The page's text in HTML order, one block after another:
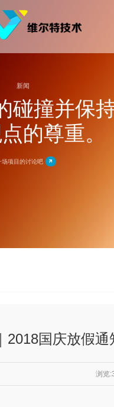
新闻
碰撞并保
的尊重。
场项目的讨论吧
2018国庆放假通
浏览